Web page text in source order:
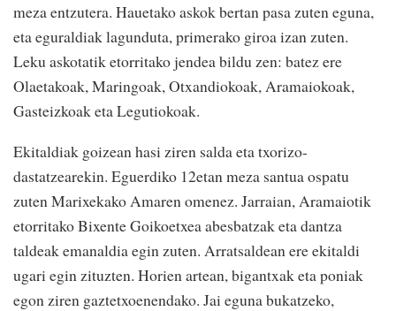
meza entzutera. Hauetako askok bertan pasa zuten eguna,
eta eguraldiak lagunduta, primerako giroa izan zuten.
Leku askotatik etorritako jendea bildu zen: batez ere
Olaetakoak, Maringoak, Otxandiokoak, Aramaiokoak,
Gasteizkoak eta Legutiokoak.
Ekitaldiak goizean hasi ziren salda eta txorizo-
dastatzearekin. Eguerdiko 12etan meza santua ospatu
zuten Marixekako Amaren omenez. Jarraian, Aramaiotik
etorritako Bixente Goikoetxea abesbatzak eta dantza
taldeak emanaldia egin zuten. Arratsaldean ere ekitaldi
ugari egin zituzten. Horien artean, bigantxak eta poniak
egon ziren gaztetxoenendako. Jai eguna bukatzeko,